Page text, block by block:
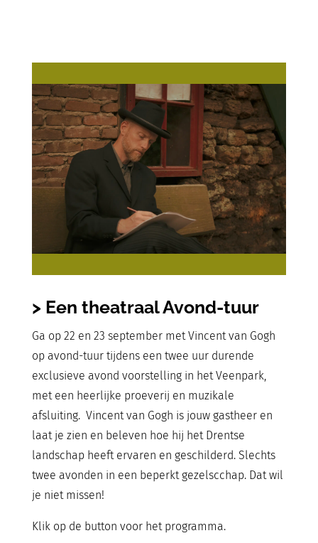
> Een theatraal Avond-tuur
Ga op 22 en 23 september met Vincent van Gogh
op avond-tuur tijdens een twee uur durende
exclusieve avond voorstelling in het Veenpark,
met een heerlijke proeverij en muzikale
afsluiting. Vincent van Gogh is jouw gastheer en
laat je zien en beleven hoe hij het Drentse
landschap heeft ervaren en geschilderd. Slechts
twee avonden in een beperkt gezelscchap. Dat wil
je niet missen!
Klik op de button voor het programma.